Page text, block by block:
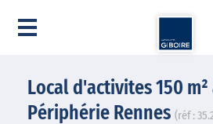
Local d'activites 150
Périphérie Rennes (réf :